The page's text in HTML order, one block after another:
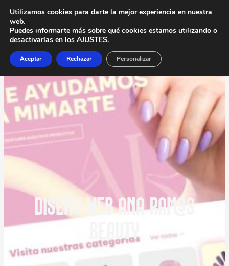
DISEÑO WEB ANA RAMOS
BEAUTY
Utilizamos cookies para darte la mejor experiencia en nuestra
web.
Puedes informarte más sobre qué cookies estamos utilizando o
desactivarlas en los AJUSTES.
Aceptar Rechazar Personalizar